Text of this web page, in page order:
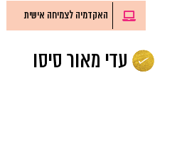
האקדמיה לצמיחה אישית